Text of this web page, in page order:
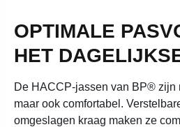
OPTIMALE
HET
De HACCP-jassen van BP® zijn
maar ook comfortabel.
omgeslagen kraag maken ze